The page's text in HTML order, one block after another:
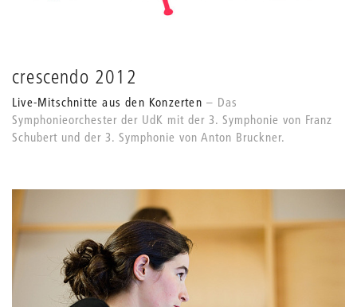
crescendo 2012
Live-Mitschnitte aus den Konzerten
Das
Symphonieorchester der UdK mit der 3. Symphonie von Franz
Schubert und der 3. Symphonie von Anton Bruckner.